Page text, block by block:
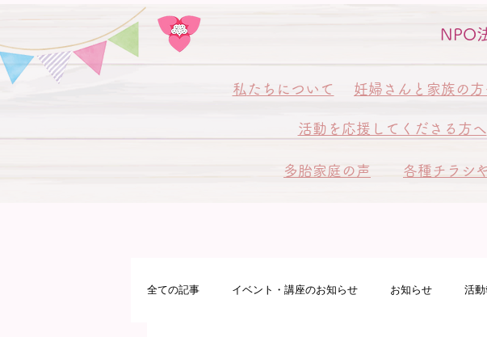
NPO
私 たちについて 妊婦さんと家族の方
活動を応援してくださる方へ
多胎家庭の声 各種チラシ
全ての記事 イベント・講座のお知らせ お知らせ 活